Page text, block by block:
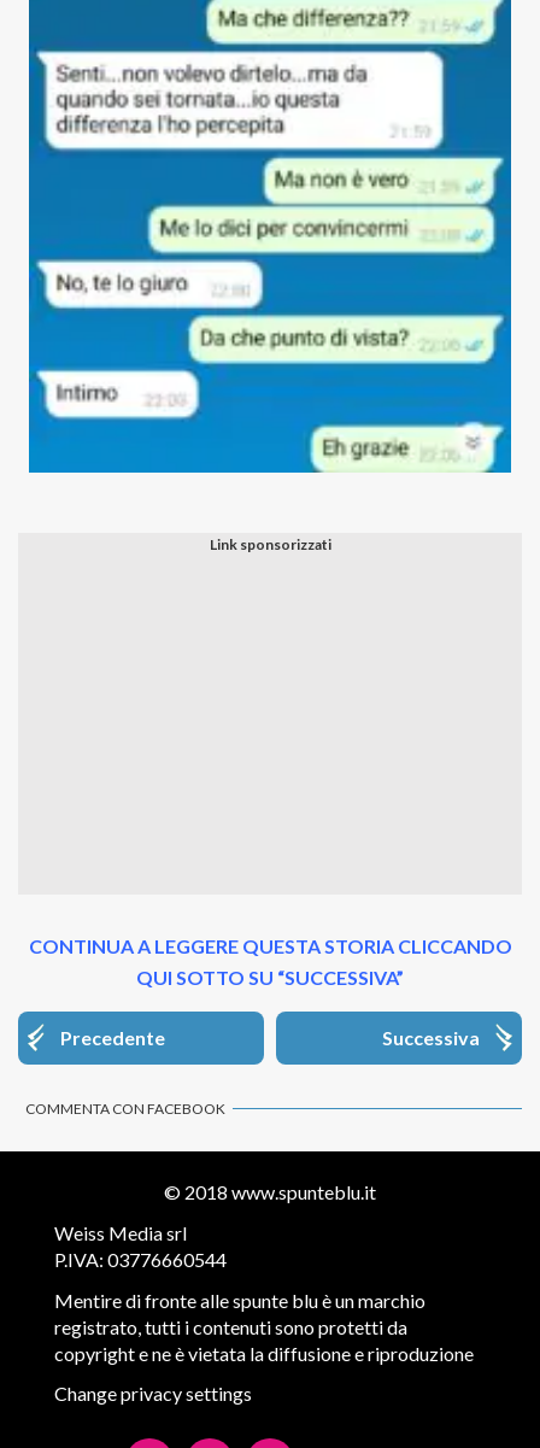
CONTINUA A LEGGERE QUESTA STORIA CLICCANDO
QUI SOTTO SU “SUCCESSIVA”
Precedente Successiva
COMMENTA CON FACEBOOK
© 2018 www.spunteblu.it
Weiss Media srl
P.IVA: 03776660544
Mentire di fronte alle spunte blu è un marchio
registrato, tutti i contenuti sono protetti da
copyright e ne è vietata la diffusione e riproduzione
Change privacy settings